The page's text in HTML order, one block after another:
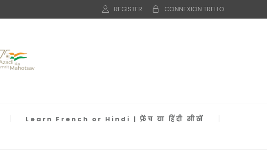
CONNEXION TRELLO
REGISTER
Learn French or Hindi | फ्रेंच या हिंदी सीखें